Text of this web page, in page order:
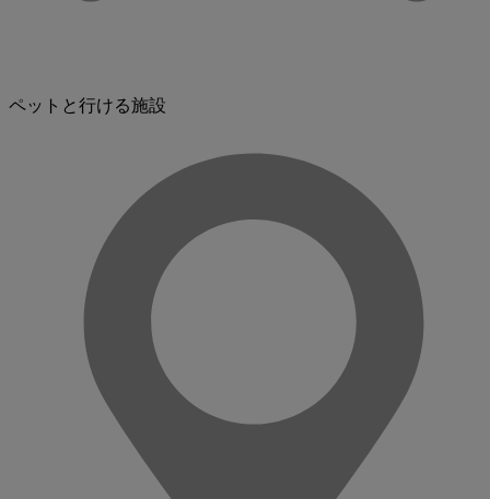
ペットと行ける施設